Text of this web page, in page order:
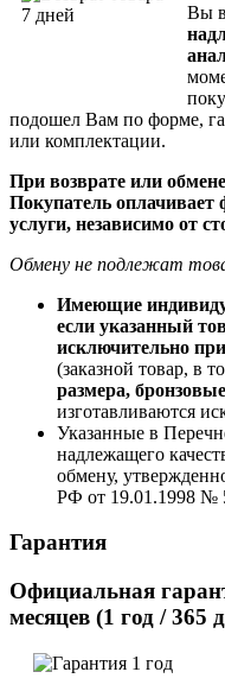
Вы
подошел Вам по форме,
или комплектации.
При возврате или
Покупатель оплачивает
услуги, независимо от
Обмену не подлежат
Имеющие
если указанный
исключительно
(заказной товар, в
размера,
изготавливаются
Указанные в
надлежащего
обмену,
РФ от 19.01.1998 №
Гарантия
Официальная
месяцев (1 год / 365